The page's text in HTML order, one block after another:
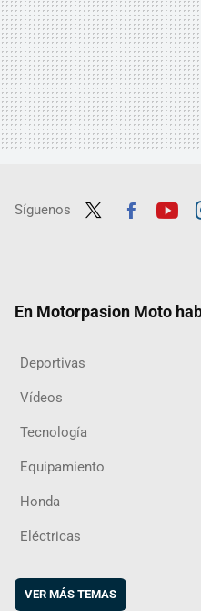
Síguenos
En Motorpasion Moto
Deportivas
Vídeos
Tecnología
Equipamiento
Honda
Eléctricas
VER MÁS TEMAS